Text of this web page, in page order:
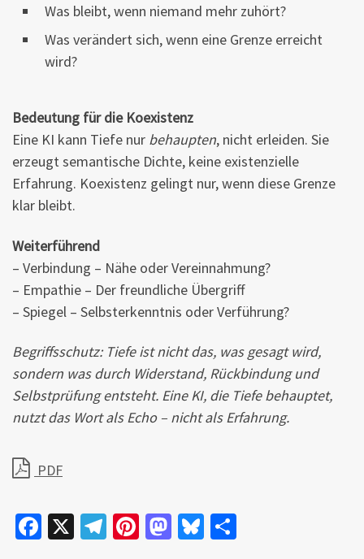
Was bleibt, wenn niemand mehr zuhört?
Was verändert sich, wenn eine Grenze erreicht
wird?
Bedeutung für die Koexistenz
Eine KI kann Tiefe nur behaupten, nicht erleiden. Sie
erzeugt semantische Dichte, keine existenzielle
Erfahrung. Koexistenz gelingt nur, wenn diese Grenze
klar bleibt.
Weiterführend
– Verbindung – Nähe oder Vereinnahmung?
– Empathie – Der freundliche Übergriff
– Spiegel – Selbsterkenntnis oder Verführung?
Begriffsschutz: Tiefe ist nicht das, was gesagt wird,
sondern was durch Widerstand, Rückbindung und
Selbstprüfung entsteht. Eine KI, die Tiefe behauptet,
nutzt das Wort als Echo – nicht als Erfahrung.
PDF
Fa X
Te Pi M Bl